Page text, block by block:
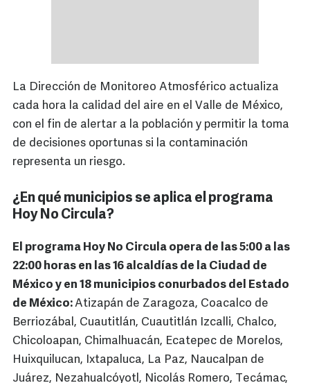
La Dirección de Monitoreo Atmosférico actualiza
cada hora la calidad del aire en el Valle de México,
con el fin de alertar a la población y permitir la toma
de decisiones oportunas si la contaminación
representa un riesgo.
¿En qué municipios se aplica el programa
Hoy No Circula?
El programa Hoy No Circula opera de las 5:00 a las
22:00 horas en las 16 alcaldías de la Ciudad de
México y en 18 municipios conurbados del Estado
de México:Atizapán de Zaragoza, Coacalco de
Berriozábal, Cuautitlán, Cuautitlán Izcalli, Chalco,
Chicoloapan, Chimalhuacán, Ecatepec de Morelos,
Huixquilucan, Ixtapaluca, La Paz, Naucalpan de
Juárez, Nezahualcóyotl, Nicolás Romero, Tecámac,